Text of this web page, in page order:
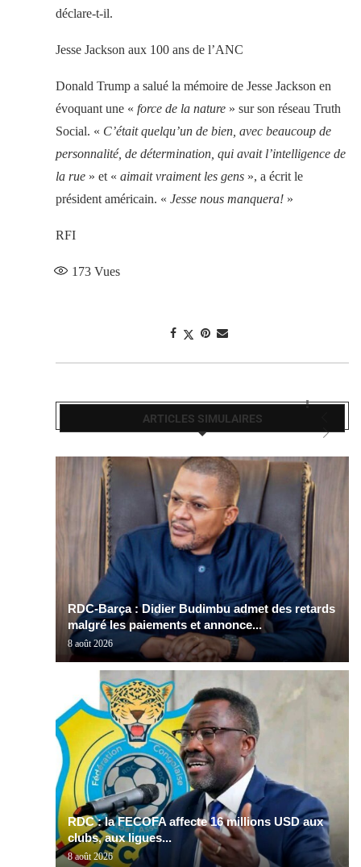
déclare-t-il.
Jesse Jackson aux 100 ans de l’ANC
Donald Trump a salué la mémoire de Jesse Jackson en
évoquant une « force de la nature » sur son réseau Truth
Social. « C’était quelqu’un de bien, avec beaucoup de
personnalité, de détermination, qui avait l’intelligence de
la rue » et « aimait vraiment les gens », a écrit le
président américain. « Jesse nous manquera! »
RFI
173 Vues
ARTICLES SIMULAIRES
RDC-Barça : Didier Budimbu admet des retards
malgré les paiements et annonce...
8 août 2026
RDC : la FECOFA affecte 16 millions USD aux
clubs, aux ligues...
8 août 2026